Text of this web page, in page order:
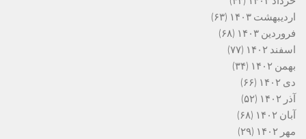
اردیبهشت ۱۴۰۳
(۶۳)
فروردین ۱۴۰۳
(۶۸)
اسفند ۱۴۰۲
(۷۷)
بهمن ۱۴۰۲
(۳۴)
دی ۱۴۰۲
(۶۶)
آذر ۱۴۰۲
(۵۲)
آبان ۱۴۰۲
(۶۸)
مهر ۱۴۰۲
(۲۹)